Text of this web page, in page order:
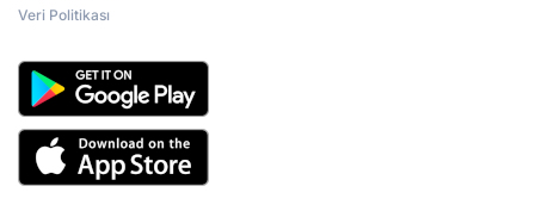
Veri Politikası